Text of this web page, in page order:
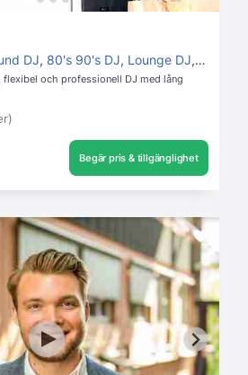
DJ, 80's 90's DJ, Lounge DJ, Disco
flexibel och professionell DJ med lång
Begär pris & tillgänglighet